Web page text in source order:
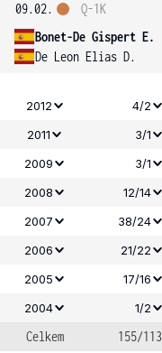
09.02.
Bonet-De Gispert E.
De Leon Elias D.
Q-1K
2012 4/2
2011
3/1
2009 3/1
2008 12/14
2007
38/24
2006
21/22
2005
17/16
2004
1/2
Celkem
155/113